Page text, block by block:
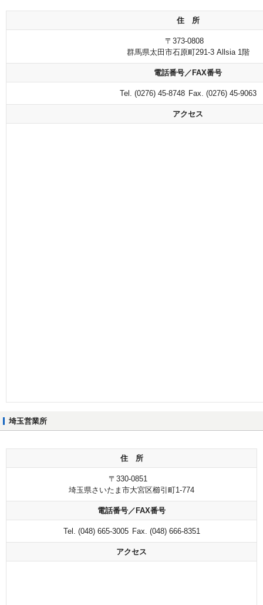
住 所
〒373-0808
群馬県太田市石原町291-3 Allsia 1階
電話番号／FAX番号
Tel. (0276) 45-8748 Fax. (0276) 45-9063
アクセス
埼玉営業所
住 所
〒330-0851
埼玉県さいたま市大宮区櫛引町1-774
電話番号／FAX番号
Tel. (048) 665-3005 Fax. (048) 666-8351
アクセス